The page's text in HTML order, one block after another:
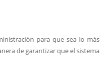
para que sea lo más
de garantizar que el sistema